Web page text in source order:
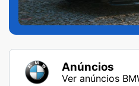
Anúncios
Ver anúncios